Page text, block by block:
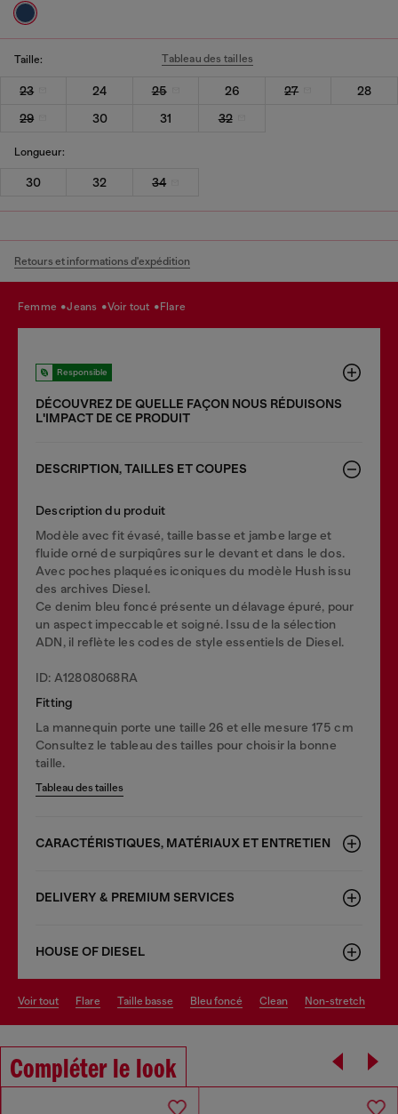
Taille: Tableau des tailles
23 24 25 26 27
28
29
30 31 32
Longueur:
30 32 34
Retours et informations d'expédition
femme jeans voir tout flare
Responsible
DÉCOUVREZ DE QUELLE FAÇON NOUS RÉDUISONS
LʹIMPACT DE CE PRODUIT
DESCRIPTION, TAILLES ET COUPES
Description du produit
Modèle avec fit évasé, taille basse et jambe large et
fluide orné de surpiqûres sur le devant et dans le dos.
Avec poches plaquées iconiques du modèle Hush issu
des archives Diesel.
Ce denim bleu foncé présente un délavage épuré, pour
un aspect impeccable et soigné. Issu de la sélection
ADN, il reflète les codes de style essentiels de Diesel.
ID: A12808068RA
Fitting
La mannequin porte une taille 26 et elle mesure 175 cm
Consultez le tableau des tailles pour choisir la bonne
taille.
Tableau des tailles
CARACTÉRISTIQUES, MATÉRIAUX ET ENTRETIEN
DELIVERY & PREMIUM SERVICES
HOUSE OF DIESEL
voir tout flare taille basse bleu foncé clean non-stretch
Compléter le look